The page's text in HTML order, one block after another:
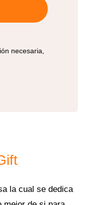
necesaria,
la cual se dedica